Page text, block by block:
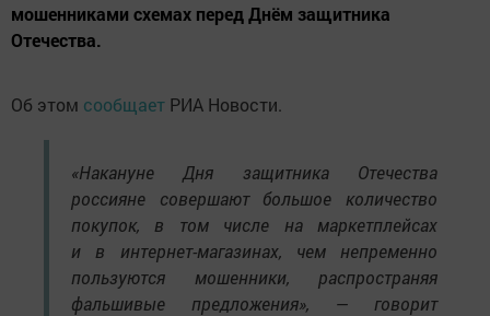
мошенниками схемах перед Днём защитника
Отечества.
Об этом сообщает РИА Новости.
«Накануне Дня защитника Отечества
россияне совершают большое количество
покупок, в том числе на маркетплейсах
и в интернет-магазинах, чем непременно
пользуются мошенники, распространяя
фальшивые предложения», — говорит